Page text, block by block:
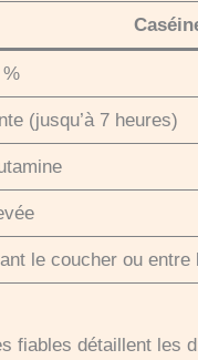
(jusqu’à 7 heures)
le coucher ou entre
fiables détaillent les